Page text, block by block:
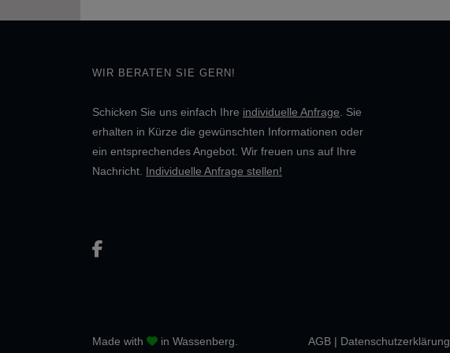
WIR BERATEN SIE GERN!
Schicken Sie uns einfach Ihre individuelle Anfrage . Sie
erhalten in Kürze die gewünschten Informationen oder
ein entsprechendes Angebot. Wir freuen uns auf Ihre
Nachricht. Individuelle Anfrage stellen!
Made with in Wassenberg. AGB | Daten­schutz­erklärung